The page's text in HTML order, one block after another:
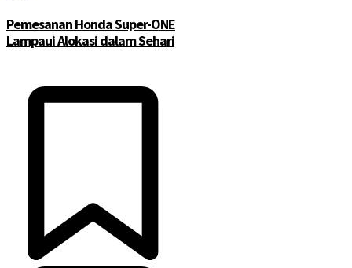
Pemesanan Honda Super-ONE
Lampaui Alokasi dalam Sehari